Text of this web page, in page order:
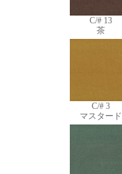
C/# 13
茶
C/# 3
マスタード